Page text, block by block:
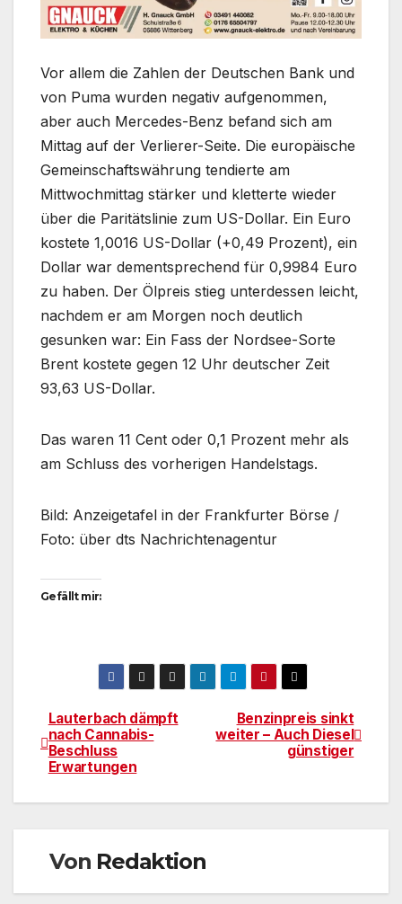
Vor allem die Zahlen der Deutschen Bank und
von Puma wurden negativ aufgenommen,
aber auch Mercedes-Benz befand sich am
Mittag auf der Verlierer-Seite. Die europäische
Gemeinschaftswährung tendierte am
Mittwochmittag stärker und kletterte wieder
über die Paritätslinie zum US-Dollar. Ein Euro
kostete 1,0016 US-Dollar (+0,49 Prozent), ein
Dollar war dementsprechend für 0,9984 Euro
zu haben. Der Ölpreis stieg unterdessen leicht,
nachdem er am Morgen noch deutlich
gesunken war: Ein Fass der Nordsee-Sorte
Brent kostete gegen 12 Uhr deutscher Zeit
93,63 US-Dollar.
Das waren 11 Cent oder 0,1 Prozent mehr als
am Schluss des vorherigen Handelstags.
Bild: Anzeigetafel in der Frankfurter Börse /
Foto: über dts Nachrichtenagentur
Gefällt mir:
BeitragsnavigationBenzinpreis sinkt
weiter – Auch Diesel
günstiger
Lauterbach dämpft
nach Cannabis-
Beschluss
Erwartungen
Von Redaktion